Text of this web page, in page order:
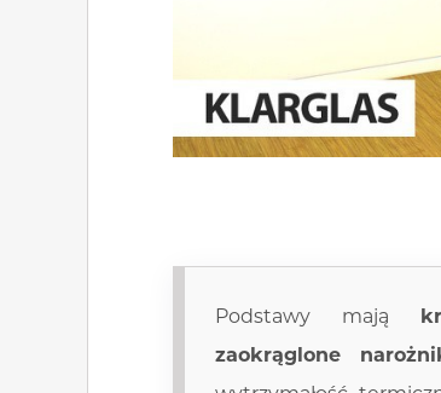
Podstawy mają
zaokrąglone